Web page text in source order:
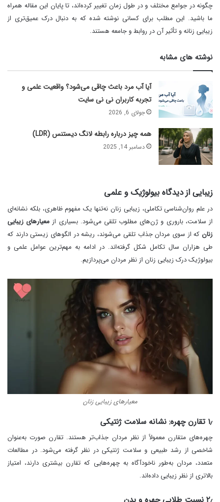
چگونه در جوامع مختلف و در طول زمان تغییر کرده‌اند، تا پایان این مقاله همراه
ما باشید. این مطلب برای کسانی نوشته شده که به دنبال درک عمیق‌تری از
زیبایی زنانه و تأثیر آن در روابط و جامعه هستند.
نوشته های مشابه
آیا آب مرد باعث چاقی می‌شود؟ واقعیت علمی و
تجربه کاربران نی نی سایت
جولای 6, 2026
همه چیز درباره رابطه لانگ دیستنس (LDR)
دسامبر 14, 2025
زیبایی از دیدگاه بیولوژیک و علمی
در علم روان‌شناسی تکاملی، زیبایی زنان نه‌تنها یک مفهوم ظاهری، بلکه نشانه‌ای
از سلامت، باروری و ژن‌های مطلوب تلقی می‌شود. بسیاری از معیارهای زیبایی
زنان که از سوی مردان جذاب تلقی می‌شوند، ریشه در الگوهای زیستی دارند که
طی هزاران سال تکامل شکل گرفته‌اند. در ادامه به مهم‌ترین عوامل علمی و
بیولوژیک درک زیبایی زنان از نظر مردان می‌پردازیم.
معیارهای زیبایی زنان
۱٫ تقارن چهره: نشانه سلامت ژنتیکی
چهره‌های متقارن معمولاً از نظر مردان جذاب‌تر هستند. تقارن صورت به‌عنوان
شاخصی از رشد طبیعی و سلامت ژنتیکی در نظر گرفته می‌شود. در مطالعات
متعدد، مردان به‌طور ناخودآگاه به چهره‌هایی که تقارن بیشتری دارند، امتیاز
بالاتری از نظر زیبایی داده‌اند.